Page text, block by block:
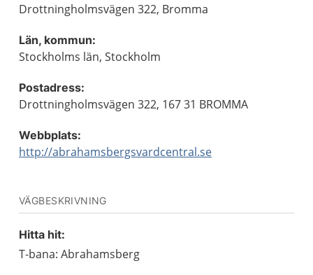
Drottningholmsvägen 322, Bromma
Län, kommun:
Stockholms län, Stockholm
Postadress:
Drottningholmsvägen 322, 167 31 BROMMA
Webbplats:
http://abrahamsbergsvardcentral.se
VÄGBESKRIVNING
Hitta hit:
T-bana: Abrahamsberg